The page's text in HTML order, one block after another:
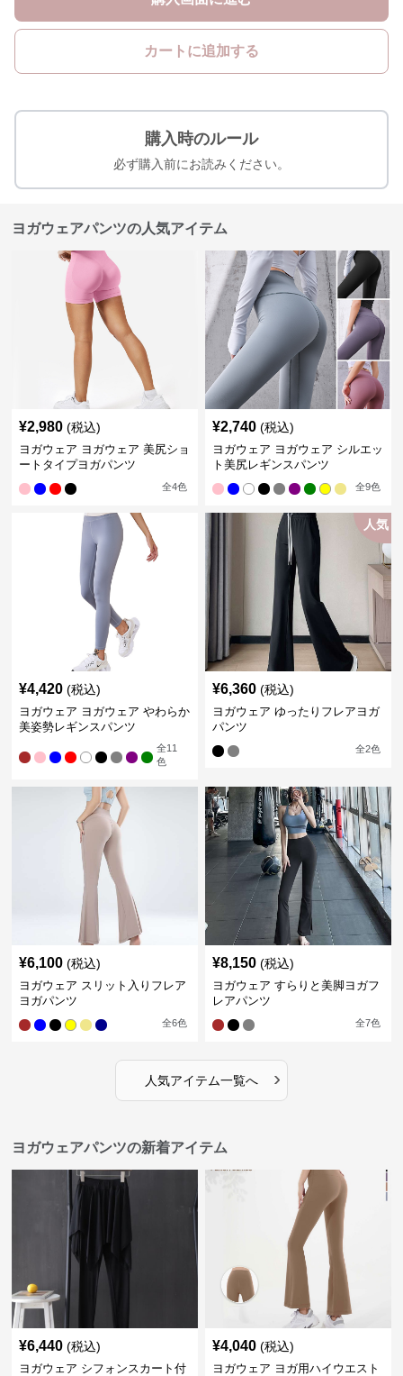
カートに追加する
購入時のルール
必ず購入前にお読みください。
ヨガウェアパンツの人気アイテム
¥2,980 (税込)
ヨガウェア ヨガウェア 美尻ショ
ートタイプヨガパンツ
全4色
¥2,740 (税込)
ヨガウェア ヨガウェア シルエッ
ト美尻レギンスパンツ
全9色
¥4,420 (税込)
ヨガウェア ヨガウェア やわらか
美姿勢レギンスパンツ
全11
色
人気
¥6,360 (税込)
ヨガウェア ゆったりフレアヨガ
パンツ
全2色
¥6,100 (税込)
ヨガウェア スリット入りフレア
ヨガパンツ
全6色
¥8,150 (税込)
ヨガウェア すらりと美脚ヨガフ
レアパンツ
全7色
人気アイテム一覧へ ›
ヨガウェアパンツの新着アイテム
¥6,440 (税込)
ヨガウェア シフォンスカート付
¥4,040 (税込)
ヨガウェア ヨガ用ハイウエスト